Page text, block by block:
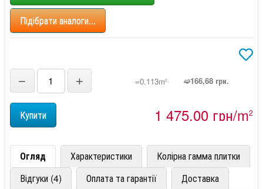
Підібрати аналоги...
− + =0.113m2 ➫166,68 грн.
1 475,00 грн/m2
Огляд Характеристики
Колірна гамма плитки
Відгуки (4)
Оплата та гарантії Доставка